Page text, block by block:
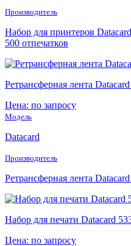
Производитель
Набор для принтеров
500 отпечатков
Ретрансферная лента
Цена: по запросу
Модель
Datacard
Производитель
Ретрансферная лента
Набор для печати Datacard
Цена: по запросу